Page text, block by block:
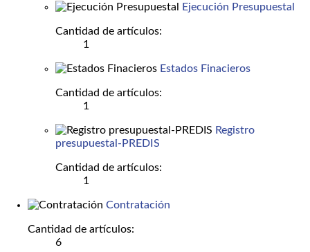
Ejecución Presupuestal
Cantidad de artículos:
1
Estados Finacieros
Cantidad de artículos:
1
Registro
presupuestal-PREDIS
Cantidad de artículos:
1
Contratación
Cantidad de artículos:
6